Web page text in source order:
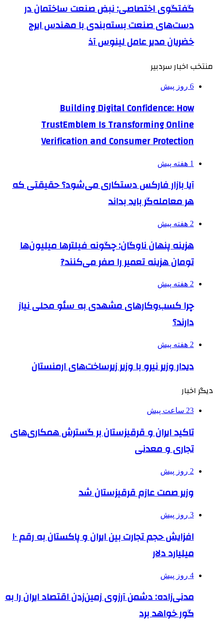
گفتگوی اختصاصی: نبض صنعت ساختمان در
دست‌های صنعت بسته‌بندی با مهندس ایرج
خضریان مدیر عامل لینوس آذ
منتخب اخبار سردبیر
6 روز پیش
Building Digital Confidence: How
TrustEmblem Is Transforming Online
Verification and Consumer Protection
1 هفته پیش
آیا بازار فارکس دستکاری می‌شود؟ حقیقتی که
هر معامله‌گر باید بداند
2 هفته پیش
هزینه پنهان ناوگان: چگونه فیلترها میلیون‌ها
تومان هزینه تعمیر را صفر می‌کنند?
2 هفته پیش
چرا کسب‌وکارهای مشهدی به سئو محلی نیاز
دارند؟
2 هفته پیش
دیدار وزیر نیرو با وزیر زیرساخت‌های ارمنستان
دیگر اخبار
23 ساعت پیش
تاکید ایران و قرقیزستان بر گسترش همکاری‌های
تجاری و معدنی
2 روز پیش
وزیر صمت عازم قرقیزستان شد
3 روز پیش
افزایش حجم تجارت بین ایران و پاکستان به رقم ۱۰
میلیارد دلار
4 روز پیش
مدنی‌زاده: دشمن آرزوی زمین‌زدن اقتصاد ایران را به
گور خواهد برد